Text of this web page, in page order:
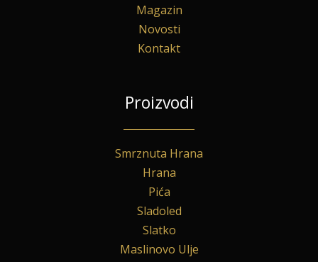
Magazin
Novosti
Kontakt
Proizvodi
Smrznuta Hrana
Hrana
Pića
Sladoled
Slatko
Maslinovo Ulje